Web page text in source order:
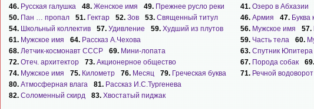
46. Русская галушка 48. Женское имя 49. Прежнее русло реки
50. Пан … пропал 51. Гектар 52. Зов 53. Священный титул
54. Школьный коллектив 57. Удивление 59. Худший из плутов
61. Мужское имя 64. Рассказ А.Чехова
68. Летчик-космонавт СССР 69. Мини-лопата
72. Отеч. архитектор 73. Акционерное общество
74. Мужское имя 75. Километр 76. Месяц 79. Греческая буква
80. Атмосферная влага 81. Рассказ И.С.Тургенева
82. Соломенный скирд 83. Хвостатый пиджак
41. Озеро в Абхазии
46. Армия 47. Буква
56. Мужское имя 57.
59. Часть тела 60.
63. Спутник Юпитера
67. Порода собак 69.
71. Речной водоворот